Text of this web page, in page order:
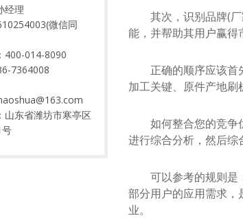
经理
微信同
400-014-8090
7364008
山东省潍坊市寒亭区
其次，识别品牌(厂
能，并帮助其用户赢得
正确的顺序应该首先
加工关键、原件产地刷
如何整合您的竞争优
进行综合分析，然后综
可以参考的规则是：
部分用户的应用需求
业。